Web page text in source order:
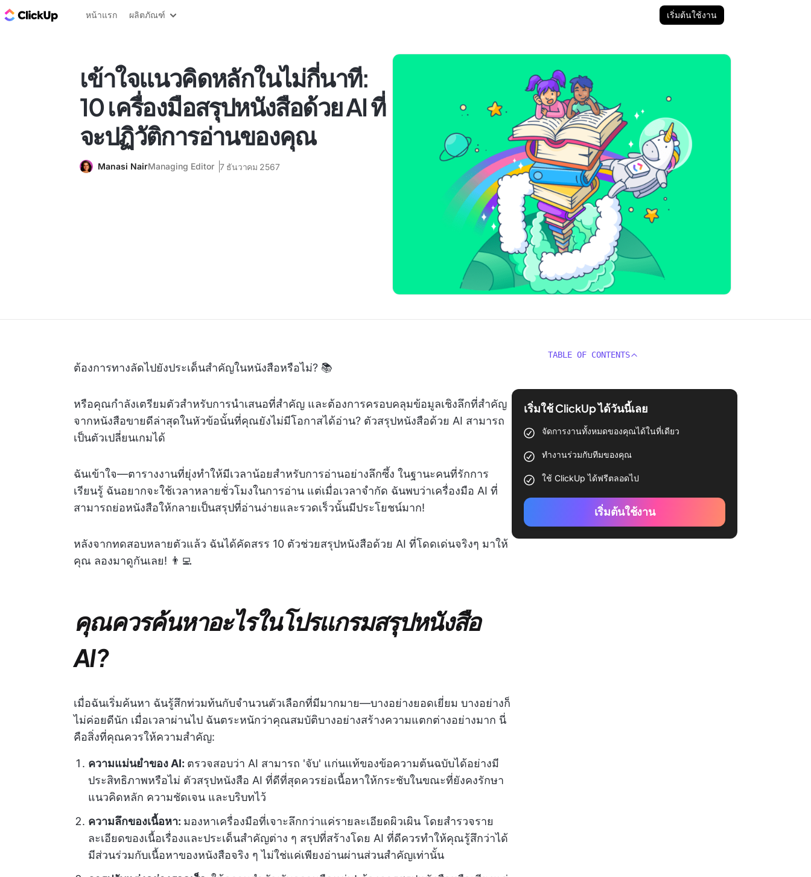
บล็อก ClickUp
หน้าแรก ผลิตภัณฑ์ เริ่มต้นใช้งาน
เข้าใจแนวคิดหลักในไม่กี่นาที:
10 เครื่องมือสรุปหนังสือด้วย AI ที่
จะปฏิวัติการอ่านของคุณ
Manasi NairManaging Editor 7 ธันวาคม 2567
ต้องการทางลัดไปยังประเด็นสำคัญในหนังสือหรือไม่? 📚
หรือคุณกำลังเตรียมตัวสำหรับการนำเสนอที่สำคัญ และต้องการครอบคลุมข้อมูลเชิงลึกที่สำคัญ
จากหนังสือขายดีล่าสุดในหัวข้อนั้นที่คุณยังไม่มีโอกาสได้อ่าน? ตัวสรุปหนังสือด้วย AI สามารถ
เป็นตัวเปลี่ยนเกมได้
ฉันเข้าใจ—ตารางงานที่ยุ่งทำให้มีเวลาน้อยสำหรับการอ่านอย่างลึกซึ้ง ในฐานะคนที่รักการ
เรียนรู้ ฉันอยากจะใช้เวลาหลายชั่วโมงในการอ่าน แต่เมื่อเวลาจำกัด ฉันพบว่าเครื่องมือ AI ที่
สามารถย่อหนังสือให้กลายเป็นสรุปที่อ่านง่ายและรวดเร็วนั้นมีประโยชน์มาก!
หลังจากทดสอบหลายตัวแล้ว ฉันได้คัดสรร 10 ตัวช่วยสรุปหนังสือด้วย AI ที่โดดเด่นจริงๆ มาให้
คุณ ลองมาดูกันเลย! 👨‍💻
คุณควรค้นหาอะไรในโปรแกรมสรุปหนังสือ
AI?
เมื่อฉันเริ่มค้นหา ฉันรู้สึกท่วมท้นกับจำนวนตัวเลือกที่มีมากมาย—บางอย่างยอดเยี่ยม บางอย่างก็
ไม่ค่อยดีนัก เมื่อเวลาผ่านไป ฉันตระหนักว่าคุณสมบัติบางอย่างสร้างความแตกต่างอย่างมาก นี่
คือสิ่งที่คุณควรให้ความสำคัญ:
ความแม่นยำของ AI: ตรวจสอบว่า AI สามารถ 'จับ' แก่นแท้ของข้อความต้นฉบับได้อย่างมี
ประสิทธิภาพหรือไม่ ตัวสรุปหนังสือ AI ที่ดีที่สุดควรย่อเนื้อหาให้กระชับในขณะที่ยังคงรักษา
แนวคิดหลัก ความชัดเจน และบริบทไว้
ความลึกของเนื้อหา: มองหาเครื่องมือที่เจาะลึกกว่าแค่รายละเอียดผิวเผิน โดยสำรวจราย
ละเอียดของเนื้อเรื่องและประเด็นสำคัญต่าง ๆ สรุปที่สร้างโดย AI ที่ดีควรทำให้คุณรู้สึกว่าได้
มีส่วนร่วมกับเนื้อหาของหนังสือจริง ๆ ไม่ใช่แค่เพียงอ่านผ่านส่วนสำคัญเท่านั้น
TABLE OF CONTENTS
เริ่มใช้ ClickUp ได้วันนี้เลย
จัดการงานทั้งหมดของคุณได้ในที่เดียว
ทำงานร่วมกับทีมของคุณ
ใช้ ClickUp ได้ฟรีตลอดไป
เริ่มต้นใช้งาน